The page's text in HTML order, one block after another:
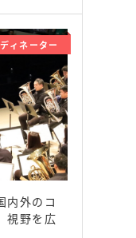
ィネーター
内外のコ
視野を広